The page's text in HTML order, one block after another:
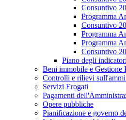
Consuntivo
Programma
Consuntivo
Programma
Programma
Consuntivo
Piano degli
Beni immobile e Gestione
Controlli e rilievi
Servizi Erogati
Pagamenti
Opere pubbliche
Pianificazione e governo